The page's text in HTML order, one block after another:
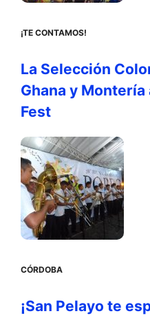
¡TE CONTAMOS!
La Selección
Ghana y
Fest
CÓRDOBA
¡San Pelayo te